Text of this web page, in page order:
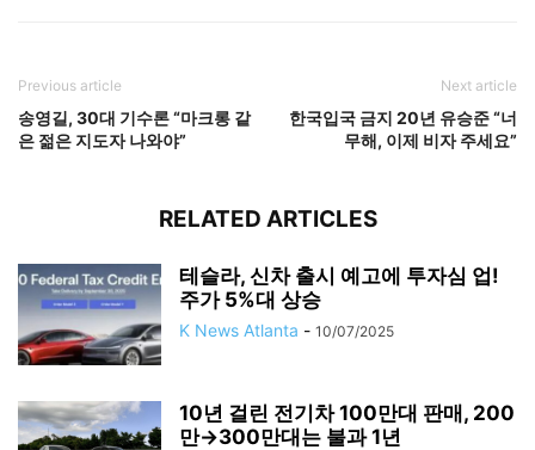
Previous article
송영길, 30대 기수론 “마크롱 같
은 젊은 지도자 나와야”
Next article
한국입국 금지 20년 유승준 “너
무해, 이제 비자 주세요”
RELATED ARTICLES
테슬라, 신차 출시 예고에 투자심 업!
주가 5%대 상승
K News Atlanta - 10/07/2025
10년 걸린 전기차 100만대 판매, 200
만→300만대는 불과 1년